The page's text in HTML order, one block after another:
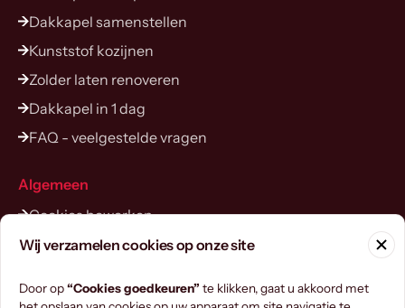
Dakkapel samenstellen
Kunststof kozijnen
Zolder laten renoveren
Dakkapel in 1 dag
FAQ - veelgestelde vragen
Algemeen
Cookies bewerken
Contact opnemen
Wij verzamelen cookies op onze site
Door op“Cookies goedkeuren” te klikken, gaat u akkoord met